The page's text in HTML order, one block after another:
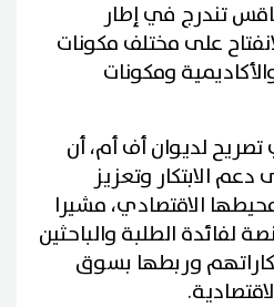
تندرج في إطار
على مختلف مكونات
ومكونات
لديوان أف أم، أن
الابتكار وتعزيز
الاقتصادي، مشيرا
لفائدة الطلبة والباحثين
وربطها بسوق